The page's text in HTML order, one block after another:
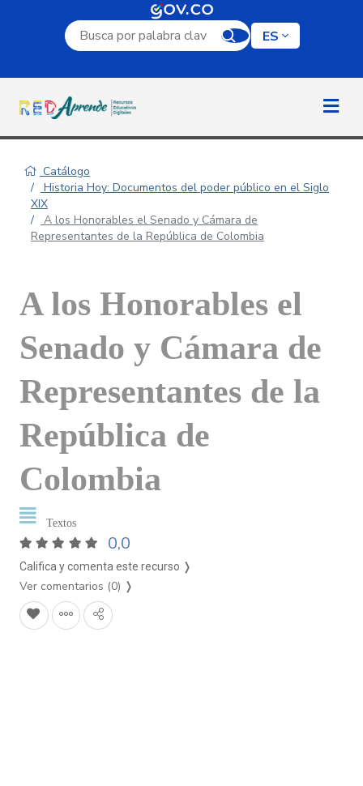
Campo de búsqueda por palabra clave
ES
Catálogo
Historia Hoy: Documentos del poder público en el Siglo
XIX
A los Honorables el Senado y Cámara de
Representantes de la República de Colombia
A los Honorables el
Senado y Cámara de
Representantes de la
República de
Colombia
Textos
0,0
Califica y comenta este recurso ❭
Ver comentarios (0) ❭